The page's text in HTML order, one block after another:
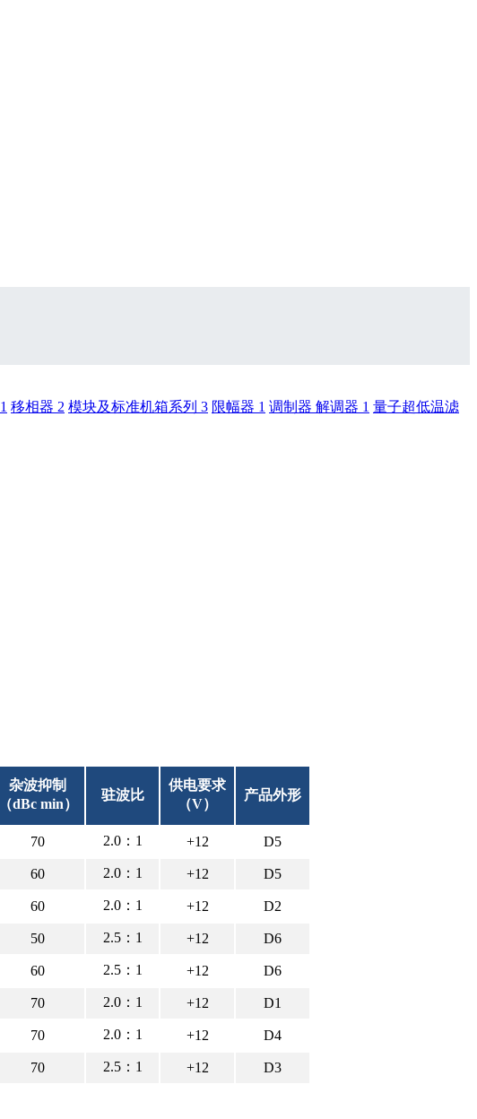
1 移相器 2 模块及标准机箱系列 3 限幅器 1 调制器 解调器 1 量子超低温滤
杂波抑制
（dBc min）
驻波比
供电要求
（V）
产品外形
70 2.0：1 +12 D5
60 2.0：1 +12 D5
60 2.0：1 +12 D2
50 2.5：1 +12 D6
60 2.5：1 +12 D6
70 2.0：1 +12 D1
70 2.0：1 +12 D4
70 2.5：1 +12 D3